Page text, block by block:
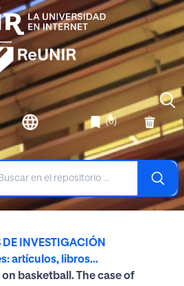
(0)
DE INVESTIGACIÓN
artículos, libros...
basketball. The case of